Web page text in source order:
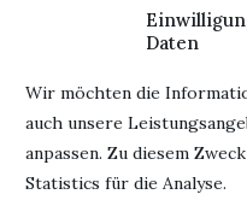
Daten
Wir möchten die
auch unsere
anpassen. Zu diesem
Statistics für die Analyse.
Erschienen: 23.